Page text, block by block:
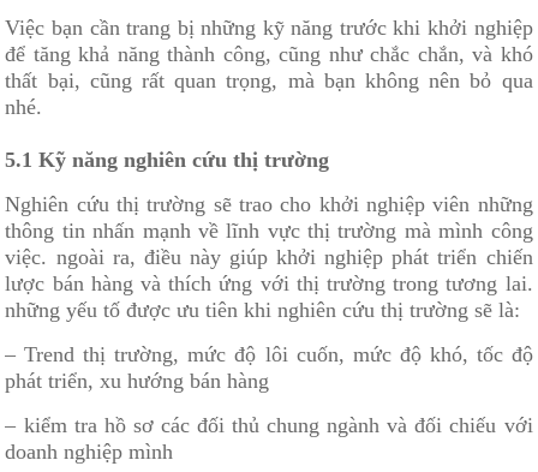
Việc bạn cần trang bị những kỹ năng trước khi khởi nghiệp
để tăng khả năng thành công, cũng như chắc chắn, và khó
thất bại, cũng rất quan trọng, mà bạn không nên bỏ qua
nhé.
5.1 Kỹ năng nghiên cứu thị trường
Nghiên cứu thị trường sẽ trao cho khởi nghiệp viên những
thông tin nhấn mạnh về lĩnh vực thị trường mà mình công
việc. ngoài ra, điều này giúp khởi nghiệp phát triển chiến
lược bán hàng và thích ứng với thị trường trong tương lai.
những yếu tố được ưu tiên khi nghiên cứu thị trường sẽ là:
– Trend thị trường, mức độ lôi cuốn, mức độ khó, tốc độ
phát triển, xu hướng bán hàng
– kiểm tra hồ sơ các đối thủ chung ngành và đối chiếu với
doanh nghiệp mình